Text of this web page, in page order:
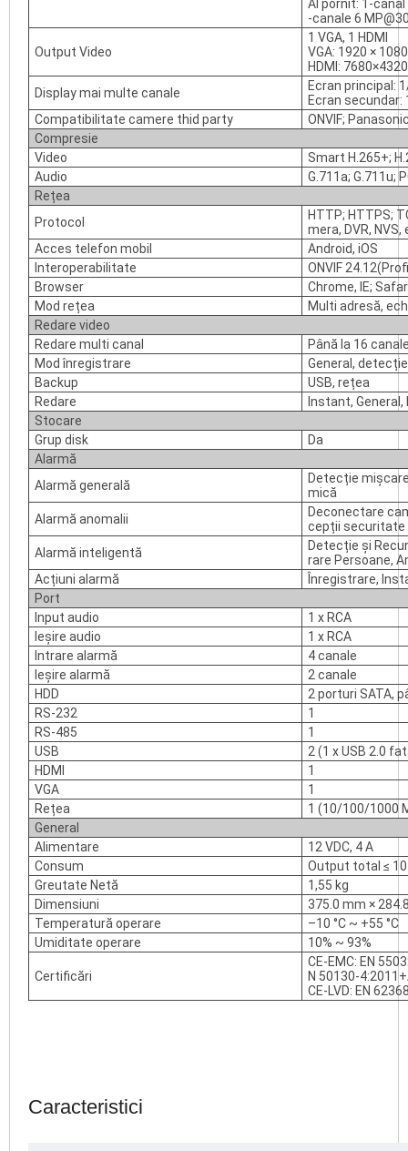
AI pornit: 1-
-canale 6
Output Video
1 VGA, 1 HDMI
VGA: 1920 ×
HDMI:
Display mai multe canale
Ecran principal:
Ecran
Compatibilitate camere thid party
ONVIF;
Compresie
Video
Smart H.265+;
Audio
G.711a; G.711u;
Rețea
Protocol
HTTP; HTTPS;
mera, DVR,
Acces telefon mobil
Android, iOS
Interoperabilitate
ONVIF
Browser
Chrome, IE;
Mod rețea
Multi adresă,
Redare video
Redare multi canal
Până la 16
Mod înregistrare
General,
Backup
USB, rețea
Redare
Instant,
Stocare
Grup disk
Da
Alarmă
Alarmă generală
Detecție
mică
Alarmă anomalii
Deconectare
cepții securitate
Alarmă inteligentă
Detecție și
rare Persoane,
Acțiuni alarmă
Înregistrare,
Port
Input audio
1 x RCA
Ieșire audio
1 x RCA
Intrare alarmă
4 canale
Ieșire alarmă
2 canale
HDD
2 porturi SATA,
RS-232
1
RS-485
1
USB
2 (1 x USB 2.0
HDMI
1
VGA
1
Rețea
1 (10/100/1000
General
Alimentare
12 VDC, 4 A
Consum
Output total ≤ 10
Greutate Netă
1,55 kg
Dimensiuni
375.0 mm ×
Temperatură operare
–10 °C ~ +55 °C
Umiditate operare
10% ~ 93%
Certificări
CE-EMC: EN
N 50130-
CE-LVD: EN
Caracteristici